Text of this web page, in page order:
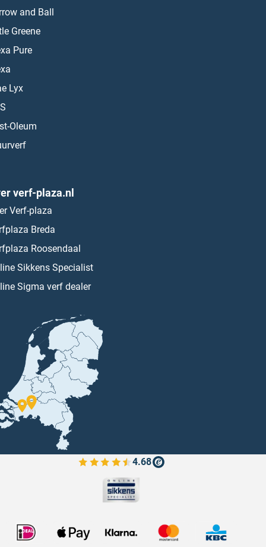
and Ball
Greene
Pure
Lyx
Oleum
verf-plaza.nl
Verf-plaza
Breda
Roosendaal
Sikkens Specialist
Sigma verf dealer
4.68
Bekijk de verfplaza beoordelingen